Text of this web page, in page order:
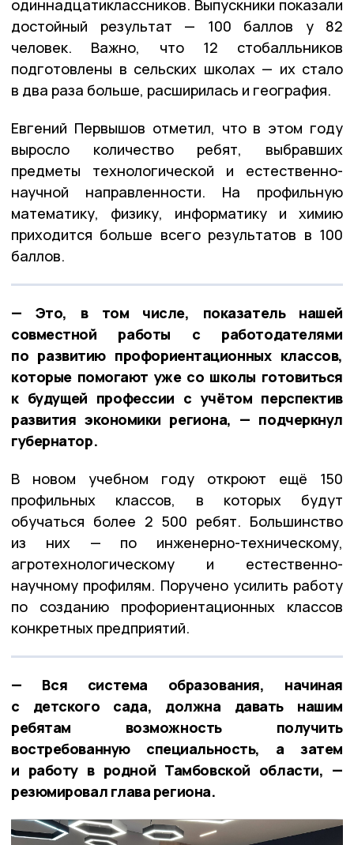
одиннадцатиклассников. Выпускники показали
достойный результат — 100 баллов у 82
человек. Важно, что 12 стобалльников
подготовлены в сельских школах — их стало
в два раза больше, расширилась и география.
Евгений Первышов отметил, что в этом году
выросло количество ребят, выбравших
предметы технологической и естественно-
научной направленности. На профильную
математику, физику, информатику и химию
приходится больше всего результатов в 100
баллов.
— Это, в том числе, показатель нашей
совместной работы с работодателями
по развитию профориентационных классов,
которые помогают уже со школы готовиться
к будущей профессии с учётом перспектив
развития экономики региона, — подчеркнул
губернатор.
В новом учебном году откроют ещё 150
профильных классов, в которых будут
обучаться более 2 500 ребят. Большинство
из них — по инженерно-техническому,
агротехнологическому и естественно-
научному профилям. Поручено усилить работу
по созданию профориентационных классов
конкретных предприятий.
— Вся система образования, начиная
с детского сада, должна давать нашим
ребятам возможность получить
востребованную специальность, а затем
и работу в родной Тамбовской области, —
резюмировал глава региона.